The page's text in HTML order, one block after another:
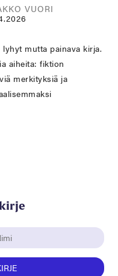
VUORI
mutta painava kirja.
aiheita: fiktion
merkityksiä ja